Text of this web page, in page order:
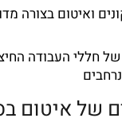
ואיטום בצורה
של חללי העבודה
של איטום